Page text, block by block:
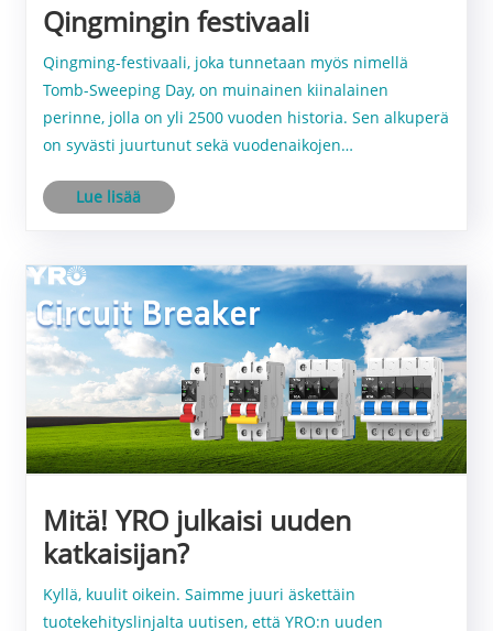
Qingmingin festivaali
Qingming-festivaali, joka tunnetaan myös nimellä
Tomb-Sweeping Day, on muinainen kiinalainen
perinne, jolla on yli 2500 vuoden historia. Sen alkuperä
on syvästi juurtunut sekä vuodenaikojen
Lue lisää
Mitä! YRO julkaisi uuden
katkaisijan?
Kyllä, kuulit oikein. Saimme juuri äskettäin
tuotekehityslinjalta uutisen, että YRO:n uuden